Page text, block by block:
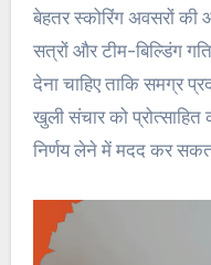
बेहतर स्कोरिंग अवसरों
सत्रों और टीम-बिल्डिंग
देना चाहिए ताकि समग्र
खुली संचार को
निर्णय लेने में मदद कर